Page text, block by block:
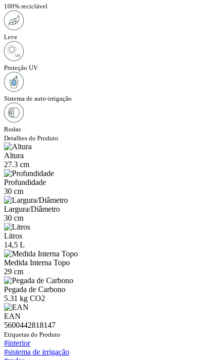
100% reciclável
Leve
Proteção UV
Sistema de auto-irrigação
Rodas
Detalhes do Produto
Altura
27.3 cm
Profundidade
30 cm
Largura/Diâmetro
30 cm
Litros
14,5 L
Medida Interna Topo
29 cm
Pegada de Carbono
5.31 kg CO2
EAN
5600442818147
Etiquetas do Produto
#interior
#sistema de irrigação